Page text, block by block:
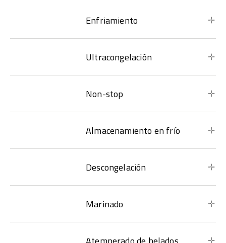
Enfriamiento
Ultracongelación
Non-stop
Almacenamiento en frío
Descongelación
Marinado